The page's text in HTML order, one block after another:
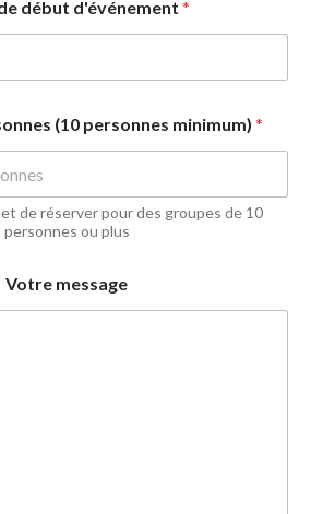
début d'événement *
(10 personnes minimum) *
de réserver pour des groupes de 10
personnes ou plus
Votre message